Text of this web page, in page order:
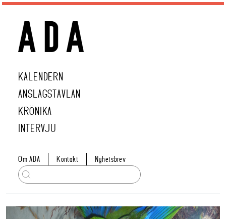
KALENDERN
ANSLAGSTAVLAN
KRÖNIKA
INTERVJU
Om ADA Kontakt Nyhetsbrev